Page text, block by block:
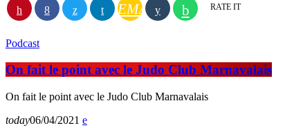
EMAIL RATE IT
Podcast
On fait le point avec le Judo Club Marnavalais
On fait le point avec le Judo Club Marnavalais
today06/04/2021